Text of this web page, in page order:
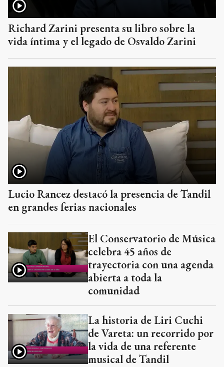
Richard Zarini presenta su libro sobre la
vida íntima y el legado de Osvaldo Zarini
Lucio Rancez destacó la presencia de Tandil
en grandes ferias nacionales
El Conservatorio de Música
celebra 45 años de
trayectoria con una agenda
abierta a toda la
comunidad
La historia de Liri Cuchi
de Vareta: un recorrido por
la vida de una referente
musical de Tandil